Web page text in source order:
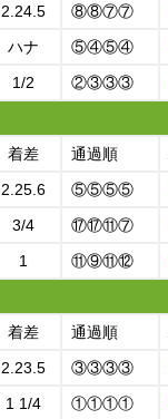
2.24.5 ⑧⑧⑦⑦
ハナ ⑤④⑤④
1/2 ②③③③
着差 通過順
2.25.6 ⑤⑤⑤⑤
3/4 ⑰⑰⑪⑦
1 ⑪⑨⑪⑫
着差 通過順
2.23.5 ③③③③
1 1/4 ①①①①